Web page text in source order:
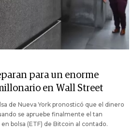
para un enorme
en Wall Street
de Nueva York pronosticó que el dinero
se apruebe finalmente el tan
bolsa (ETF) de Bitcoin al contado.